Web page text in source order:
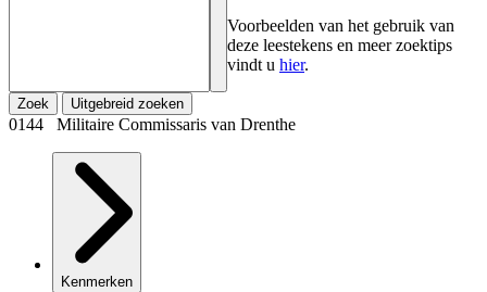
Voorbeelden van het gebruik van
deze leestekens en meer zoektips
vindt u hier.
Zoek Uitgebreid zoeken
0144 Militaire Commissaris van Drenthe
Kenmerken